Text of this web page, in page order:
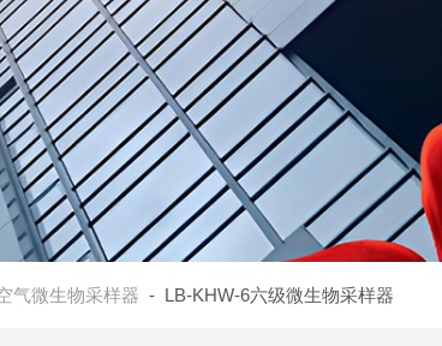
气微生物采样器 - LB-KHW-6六级微生物采样器